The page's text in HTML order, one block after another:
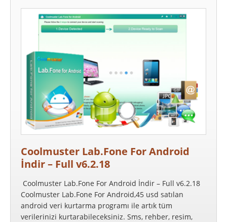
Coolmuster Lab.Fone For Android
İndir – Full v6.2.18
Coolmuster Lab.Fone For Android İndir – Full v6.2.18
Coolmuster Lab.Fone For Android,45 usd satılan
android veri kurtarma programı ile artık tüm
verilerinizi kurtarabileceksiniz. Sms, rehber, resim,